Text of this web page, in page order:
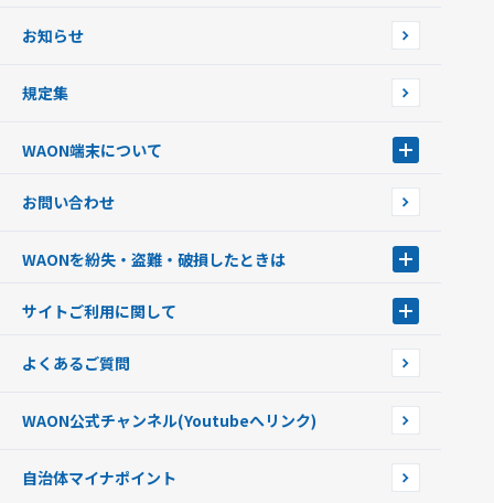
フードバンク応援WAON
ご当地WAON
G.G WAON
WAONカード・WAONカードプラス
モバイルWAON
提携WAONカード
お知らせ
規定集
WAON端末について
WAONネットステーション
新型WAONステーション
WAONチャージャーmini
お問い合わせ
WAONを紛失・盗難・破損したときは
WAONカードの拾得について
サイトご利用に関して
企業情報
よくあるご質問
WAON公式チャンネル(Youtubeへリンク)
自治体マイナポイント